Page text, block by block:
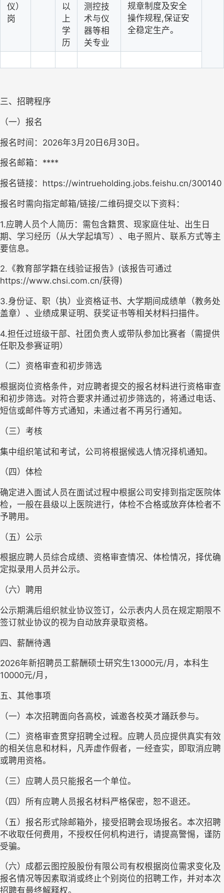
规章制度及安全
操作规程,保证安
全稳定生产。
仪）
岗
以
上
学
历
测控技
术与仪
器等相
关专业
三、招聘程序
（一）报名
报名时间：2026年3月20日6月30日。
报名邮箱：****
报名链接：https://wintrueholding.jobs.feishu.cn/300140
报名时需向指定邮箱/链接/二维码提交以下资料：
1.应聘人员个人简历：需包含籍贯、现家庭住址、出生日
期、学习经历（从大学起填写）、电子照片、联系方式等主
要信息。
2.《教育部学籍在线验证报告》(该报告可通过
https://www.chsi.com.cn/获得)
3.身份证、职（执）业资格证书、大学期间成绩单（教务处
盖章）、业绩成果证明、获奖证书等相关材料扫描件。
4.担任过班级干部、社团负责人或带队参加比赛者（需提供
任职及参赛证明）
（二）资格审查和初步筛选
根据岗位资格条件，对应聘者提交的报名材料进行资格审查
和初步筛选。对符合要求并通过初步筛选的，将通过电话、
短信或邮件等方式通知，未通过者不再另行通知。
（三）考核
集中组织笔试和考试，公司将根据候选人情况择机通知。
（四）体检
确定进入面试人员在面试过程中根据公司安排到指定医院体
检，一般在县级以上医院进行，体检不合格或放弃体检者不
予聘用。
（五）公示
根据应聘人员综合成绩、资格审查情况、体检情况，择优确
定拟录用人员并公示。
（六）聘用
公示期满后组织就业协议签订，公示表内人员在规定期限不
签订就业协议的视为自动放弃录取资格。
四、薪酬待遇
2026年新招聘员工薪酬硕士研究生13000元/月，本科生
10000元/月，
五、其他事项
（一）本次招聘面向各高校，诚邀各校英才踊跃参与。
（二）资格审查贯穿招聘全过程。应聘人员应提供真实有效
的相关信息和材料，凡弄虚作假者，一经查实，即取消应聘
或聘用资格。
（三）应聘人员只能报名一个单位。
（四）所有应聘人员报名材料严格保密，恕不退还。
（五）报名形式除邮箱外，接受招聘会现场报名。本次招聘
不收取任何费用，不授权任何机构进行，请提高警惕，谨防
受骗。
（六）成都云图控股股份有限公司有权根据岗位需求变化及
报名情况等因素取消或终止个别岗位的招聘工作，并对本次
招聘有最终解释权。